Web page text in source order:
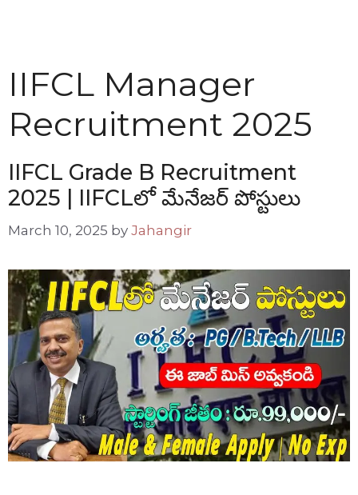
IIFCL Manager
Recruitment 2025
IIFCL Grade B Recruitment
2025 | IIFCLలో మేనేజర్ పోస్టులు
March 10, 2025 by Jahangir